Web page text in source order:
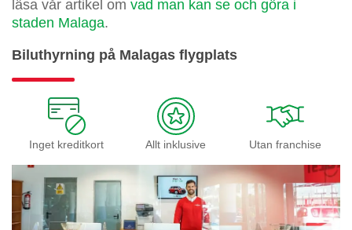
läsa vår artikel om vad man kan se och göra i
staden Malaga.
Biluthyrning på Malagas flygplats
Inget kreditkort Allt inklusive Utan franchise